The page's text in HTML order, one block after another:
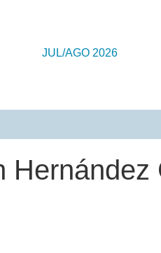
JUL/AGO 2026